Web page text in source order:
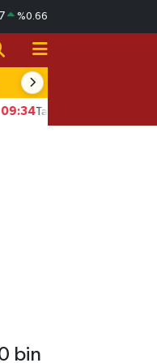
%0.66
ve Greenwood sahneye
bin